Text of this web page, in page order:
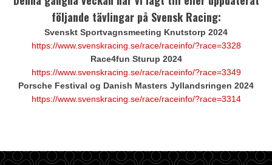
följande tävlingar på Svensk Racing:
Svenskt Sportvagnsmeeting Knutstorp 2024
https://www.svenskracing.se/race/raceinfo/?race=3328
Race4fun Sturup 2024
https://www.svenskracing.se/race/raceinfo/?race=3349
Porsche Festival og Danish Masters Jyllandsringen 2024
https://www.svenskracing.se/race/raceinfo/?race=3314